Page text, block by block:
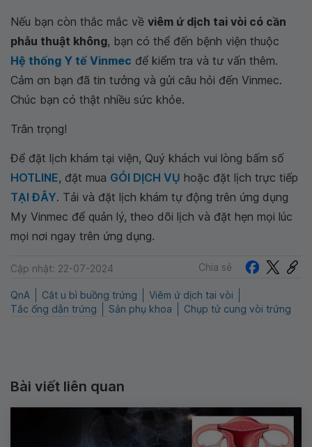
Nếu bạn còn thắc mắc về viêm ứ dịch tai vòi có cần
phẫu thuật không, bạn có thể đến bệnh viện thuộc
Hệ thống Y tế Vinmec để kiểm tra và tư vấn thêm.
Cảm ơn bạn đã tin tưởng và gửi câu hỏi đến Vinmec.
Chúc bạn có thật nhiều sức khỏe.
Trân trọng!
Để đặt lịch khám tại viện, Quý khách vui lòng bấm số
HOTLINE, đặt mua GÓI DỊCH VỤ hoặc đặt lịch trực tiếp
TẠI ĐÂY. Tải và đặt lịch khám tự động trên ứng dụng
My Vinmec để quản lý, theo dõi lịch và đặt hẹn mọi lúc
mọi nơi ngay trên ứng dụng.
Cập nhật: 22-07-2024 Chia sẻ
QnA Cắt u bì buồng trứng
Viêm ứ dịch tai vòi
Tắc ống dẫn trứng
Sản phụ khoa Chụp tử cung vòi trứng
Bài viết liên quan